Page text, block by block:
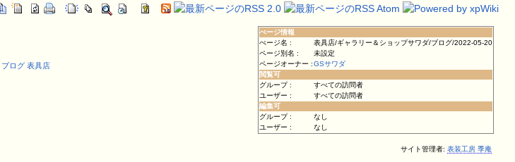
ぺージ情報
ぺージ名 :
表具店/ギャラリー＆ショップサワダ/ブログ/2022-05-20
ページ別名 :
未設定
ページオーナー :GSサワダ
閲覧可
グループ :
すべての訪問者
ユーザー :
すべての訪問者
編集可
グループ :
なし
ユーザー :
なし
ブログ 表具店
サイト管理者: 表装工房 季庵